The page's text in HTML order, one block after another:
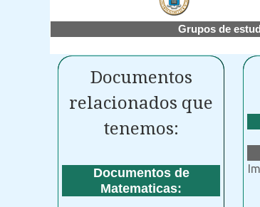
Grupos de
Documentos
relacionados que
tenemos:
Documentos de
Matematicas: